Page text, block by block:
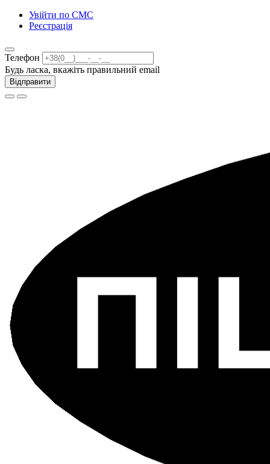
Увійти по СМС
Реєстрація
Телефон
Будь ласка, вкажіть правильний email
Відправити